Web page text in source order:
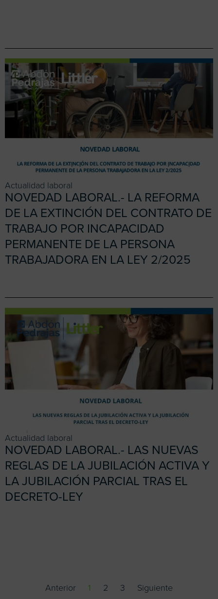
Actualidad laboral
NOVEDAD LABORAL.- LA REFORMA
DE LA EXTINCIÓN DEL CONTRATO DE
TRABAJO POR INCAPACIDAD
PERMANENTE DE LA PERSONA
TRABAJADORA EN LA LEY 2/2025
Actualidad laboral
NOVEDAD LABORAL.- LAS NUEVAS
REGLAS DE LA JUBILACIÓN ACTIVA Y
LA JUBILACIÓN PARCIAL TRAS EL
DECRETO-LEY
Anterior 1 2 3 Siguiente